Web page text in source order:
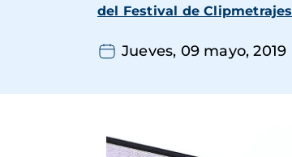
del Festival de Clipmetrajes
Jueves, 09 mayo, 2019